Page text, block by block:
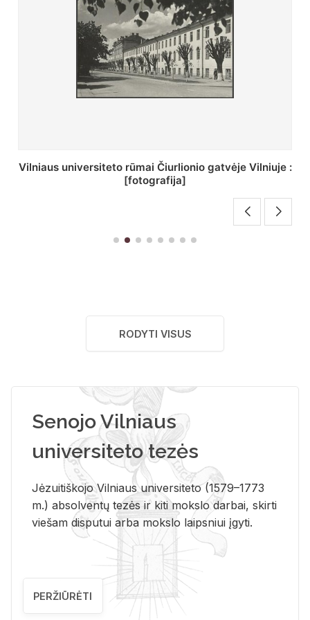
St. Batoro universiteto J. Pilsudskio kolegija :
[fotografija]
RODYTI VISUS
Senojo Vilniaus
universiteto tezės
Jėzuitiškojo Vilniaus universiteto (1579–1773
m.) absolventų tezės ir kiti mokslo darbai, skirti
viešam disputui arba mokslo laipsniui įgyti.
PERŽIŪRĖTI